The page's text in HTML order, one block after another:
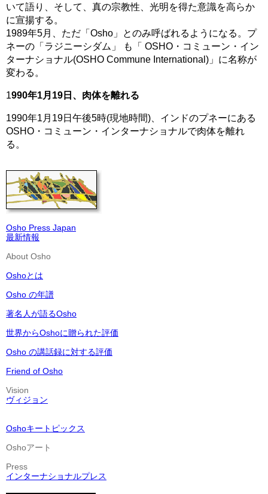
いて語り、そして、真の宗教性、光明を得た意識を高らか
に宣揚する。
1989年5月、ただ「Osho」とのみ呼ばれるようになる。プ
ネーの「ラジニーシダム」 も「 OSHO・コミューン・イン
ターナショナル(OSHO Commune International)」に名称が
変わる。
1990年1月19日、肉体を離れる
1990年1月19日午後5時(現地時間)、インドのプネーにある
OSHO・コミューン・インターナショナルで肉体を離れ
る。
Osho Press Japan
最新情報
About Osho
Oshoとは
Osho の年譜
著名人が語るOsho
世界からOshoに贈られた評価
Osho の講話録に対する評価
Friend of Osho
Vision
ヴィジョン
Oshoキートピックス
Oshoアート
Press
インターナショナルプレス